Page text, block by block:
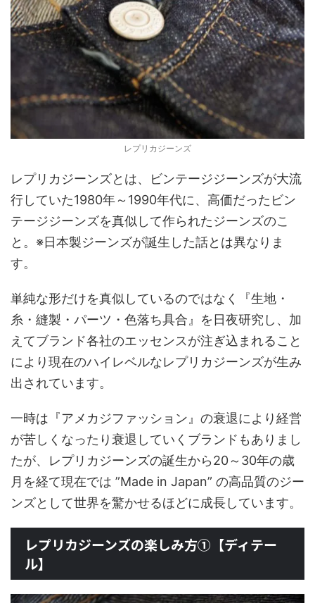
レプリカジーンズ
レプリカジーンズとは、ビンテージジーンズが大流
行していた1980年～1990年代に、高価だったビン
テージジーンズを真似して作られたジーンズのこ
と。※日本製ジーンズが誕生した話とは異なりま
す。
単純な形だけを真似しているのではなく『生地・
糸・縫製・パーツ・色落ち具合』を日夜研究し、加
えてブランド各社のエッセンスが注ぎ込まれること
により現在のハイレベルなレプリカジーンズが生み
出されています。
一時は『アメカジファッション』の衰退により経営
が苦しくなったり衰退していくブランドもありまし
たが、レプリカジーンズの誕生から20～30年の歳
月を経て現在では ”Made in Japan” の高品質のジー
ンズとして世界を驚かせるほどに成長しています。
レプリカジーンズの楽しみ方①【ディテー
ル】